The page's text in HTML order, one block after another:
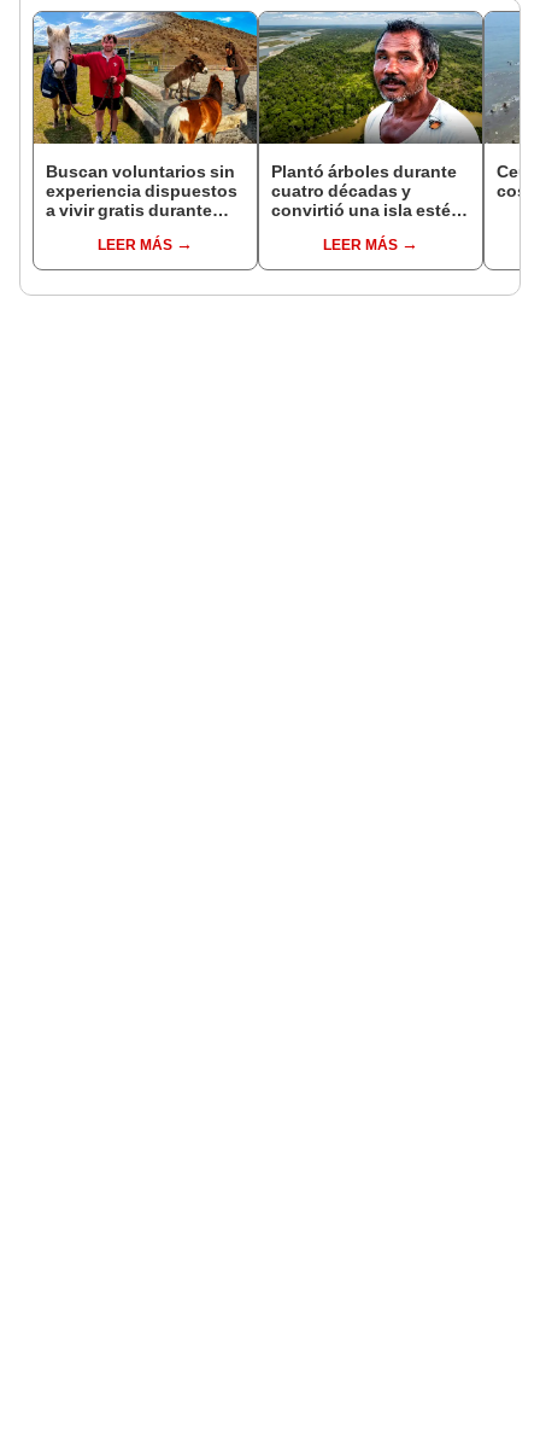
Buscan voluntarios sin
experiencia dispuestos
a vivir gratis durante
cuidar caballos, burros
y otros animales
LEER MÁS
Plantó árboles durante
cuatro décadas y
convirtió una isla estéril
hoy supera casi seis
veces al Parque de las
LEER MÁS